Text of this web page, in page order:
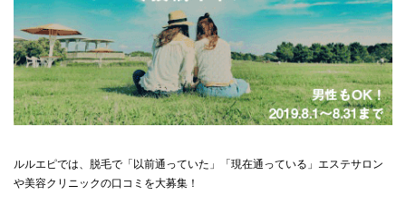
ルルエピでは、脱毛で「以前通っていた」「現在通っている」エステサロン
や美容クリニックの口コミを大募集！